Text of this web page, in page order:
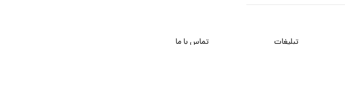
تبلیغات تماس با ما